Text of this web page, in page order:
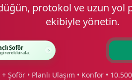
protokol ve uzun yol
ekibiyle yönetin.
Şoför
girerek kirala.
Şoför • Planlı Ulaşım • Konfor •